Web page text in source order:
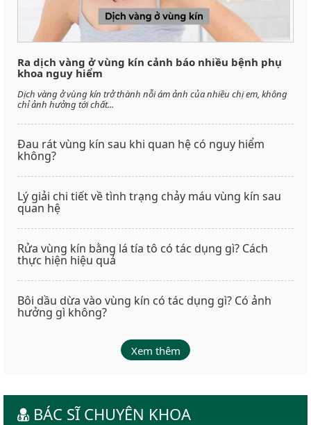
Ra dịch vàng ở vùng kín cảnh báo nhiều bệnh phụ
khoa nguy hiểm
Dịch vàng ở vùng kín trở thành nỗi ám ảnh của nhiều chị em, không
chỉ ảnh hưởng tới chất...
Đau rát vùng kín sau khi quan hệ có nguy hiểm
không?
Lý giải chi tiết về tình trạng chảy máu vùng kín sau
quan hệ
Rửa vùng kín bằng lá tía tô có tác dụng gì? Cách
thực hiện hiệu quả
Bôi dầu dừa vào vùng kín có tác dụng gì? Có ảnh
hưởng gì không?
Xem thêm
BÁC SĨ CHUYÊN KHOA